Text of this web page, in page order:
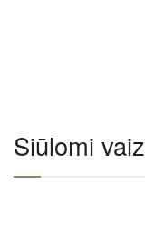
Siūlomi